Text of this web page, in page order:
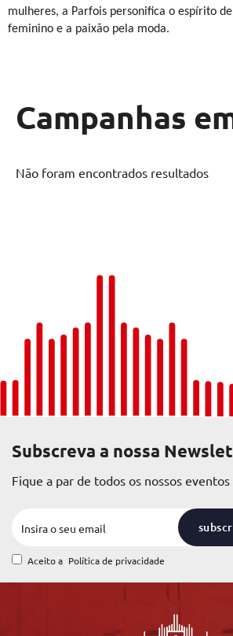
mulheres, a Parfois personifica o espírito
feminino e a paixão pela moda.
Campanhas
Não foram encontrados resultados
Subscreva a nossa
Fique a par de todos os nossos
Aceito a Política de privacidade